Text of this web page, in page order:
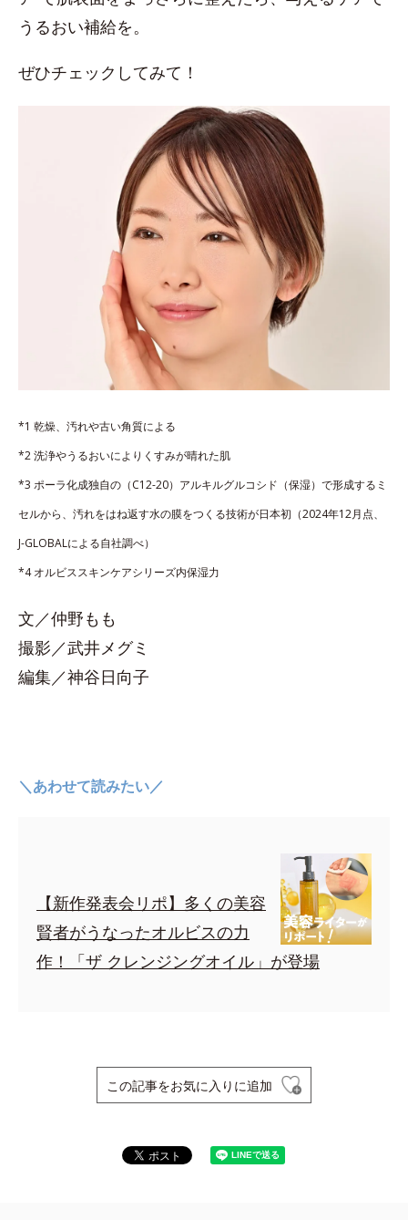
うるおい補給を。
ぜひチェックしてみて！
*1 乾燥、汚れや古い角質による
*2 洗浄やうるおいによりくすみが晴れた肌
*3 ポーラ化成独自の（C12-20）アルキルグルコシド（保湿）で形成するミ
セルから、汚れをはね返す水の膜をつくる技術が日本初（2024年12月点、
J-GLOBALによる自社調べ）
*4 オルビススキンケアシリーズ内保湿力
文／仲野もも
撮影／武井メグミ
編集／神谷日向子
＼あわせて読みたい／
【新作発表会リポ】多くの美容
賢者がうなったオルビスの力
作！「ザ クレンジングオイル」が登場
この記事をお気に入りに追加